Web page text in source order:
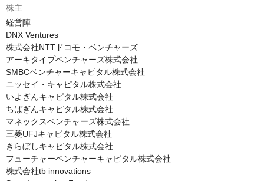
株主
経営陣
DNX Ventures
株式会社NTTドコモ・ベンチャーズ
アーキタイプベンチャーズ株式会社
SMBCベンチャーキャピタル株式会社
ニッセイ・キャピタル株式会社
いよぎんキャピタル株式会社
ちばぎんキャピタル株式会社
マネックスベンチャーズ株式会社
三菱UFJキャピタル株式会社
きらぼしキャピタル株式会社
フューチャーベンチャーキャピタル株式会社
株式会社tb innovations